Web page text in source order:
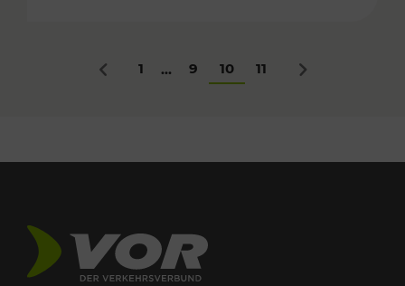
Zurück
1 ... 9 10 11 Nächstes